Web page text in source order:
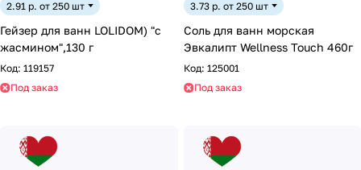
2.91 р. от 250 шт
Гейзер для ванн LOLIDOM) "с
жасмином",130 г
Код: 119157
Под заказ
3.73 р. от 250 шт
Соль для ванн морская
Эвкалипт Wellness Touch 460г
Код: 125001
Под заказ